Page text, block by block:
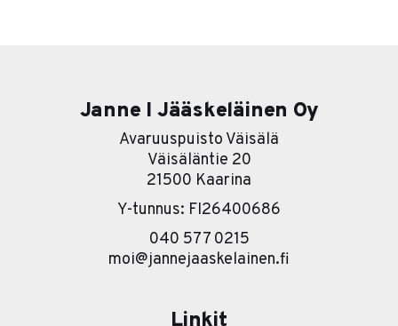
Janne I Jääskeläinen Oy
Avaruuspuisto Väisälä
Väisäläntie 20
21500 Kaarina
Y-tunnus: FI26400686
040 577 0215
moi@jannejaaskelainen.fi